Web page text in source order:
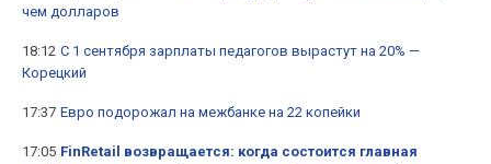
чем долларов
18:12 С 1 сентября зарплаты педагогов вырастут на 20% —
Корецкий
17:37 Евро подорожал на межбанке на 22 копейки
17:05 FinRetail возвращается: когда состоится главная